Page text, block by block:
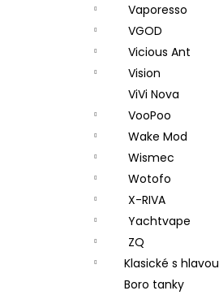
Vaporesso
VGOD
Vicious Ant
Vision
ViVi Nova
VooPoo
Wake Mod
Wismec
Wotofo
X-RIVA
Yachtvape
ZQ
Klasické s hlavou
Boro tanky